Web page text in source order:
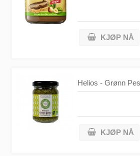
KJØP NÅ
Helios - Grønn
KJØP NÅ